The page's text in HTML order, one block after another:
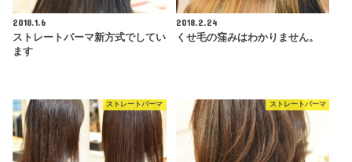
2018.1.6
ストレートパーマ新方式でしてい
ます
2018.2.24
くせ毛の窪みはわかりません。
ストレートパーマ ストレートパーマ